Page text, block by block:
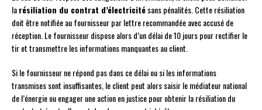
larésiliation du contrat d’électricitésans pénalités. Cette résiliation
doit être notifiée au fournisseur par lettre recommandée avec accusé de
réception. Le fournisseur dispose alors d’un délai de 10 jours pour rectifier le
tir et transmettre les informations manquantes au client.
Si le fournisseur ne répond pas dans ce délai ou si les informations
transmises sont insuffisantes, le client peut alors saisir le médiateur national
de l’énergie ou engager une action en justice pour obtenir la résiliation du